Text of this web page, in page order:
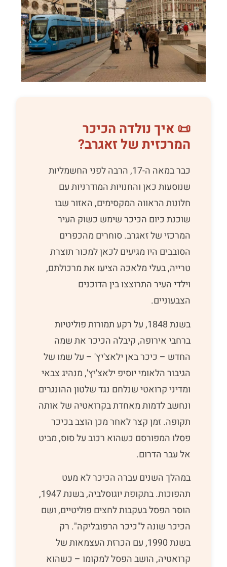
📜 איך נולדה הכיכר
המרכזית של זאגרב?
כבר במאה ה-17, הרבה לפני החשמליות
שנוסעות כאן והחנויות המודרניות עם
חלונות הראווה המקסימים, האזור שבו
שוכנת כיום הכיכר שימש כשוק העיר
המרכזי של זאגרב. סוחרים מהכפרים
הסובבים היו מגיעים לכאן למכור תוצרת
טרייה, בעלי מלאכה הציעו את מרכולתם,
וילדי העיר התרוצצו בין הדוכנים
הצבעוניים.
בשנת 1848, על רקע תמורות פוליטיות
ברחבי אירופה, קיבלה הכיכר את שמה
החדש – כיכר באן ילאצ'יץ' – על שמו של
הגיבור הלאומי יוסיפ ילאצ'יץ', מנהיג צבאי
ומדיני קרואטי שנלחם נגד שלטון ההונגרים
ונחשב לדמות מאחדת בקרואטיה של אותה
תקופה. זמן קצר לאחר מכן הוצב בכיכר
פסלו המפורסם כשהוא רכוב על סוס, מביט
אל עבר הדרום.
במהלך השנים עברה הכיכר לא מעט
תהפוכות. בתקופת יוגוסלביה, בשנת 1947,
הוסר הפסל בעקבות לחצים פוליטיים, ושם
הכיכר שונה ל"כיכר הרפובליקה". רק
בשנת 1990, עם הכרזת העצמאות של
קרואטיה, הושב הפסל למקומו – כשהוא